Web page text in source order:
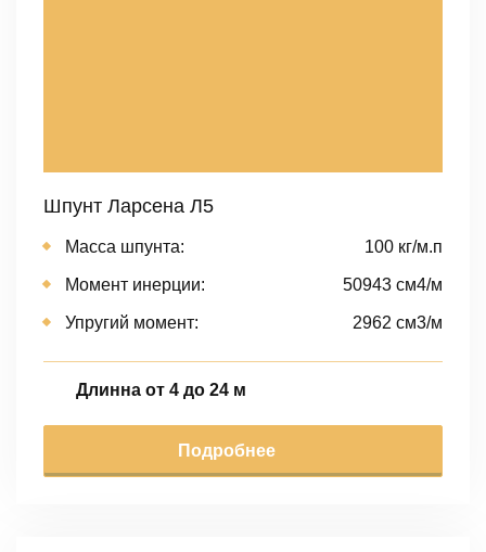
Шпунт Ларсена Л5
Масса шпунта: 100 кг/м.п
Момент инерции: 50943 cм4/м
Упругий момент: 2962 cм3/м
Длинна от 4 до 24 м
Подробнее